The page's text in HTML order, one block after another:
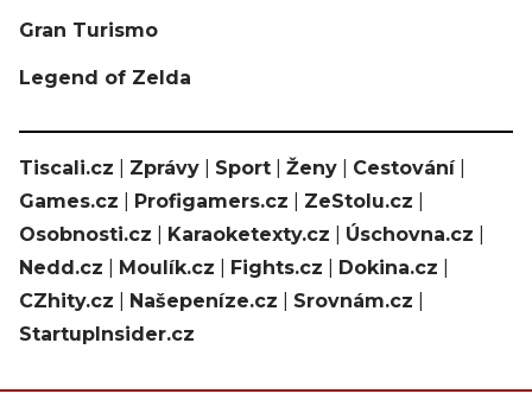
Gran Turismo
Legend of Zelda
Tiscali.cz Zprávy Sport Ženy Cestování|
Games.cz
Profigamers.cz ZeStolu.cz
Osobnosti.cz
Karaoketexty.cz Úschovna.cz
Nedd.cz
Moulík.cz Fights.cz Dokina.cz
CZhity.cz
Našepeníze.cz Srovnám.cz
StartupInsider.cz